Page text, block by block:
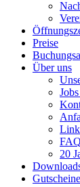
Preise
Über uns
FAQ
20
Gutscheine